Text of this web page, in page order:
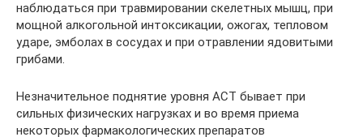
наблюдаться при травмировании скелетных мышц, при
мощной алкогольной интоксикации, ожогах, тепловом
ударе, эмболах в сосудах и при отравлении ядовитыми
грибами.
Незначительное поднятие уровня АСТ бывает при
сильных физических нагрузках и во время приема
некоторых фармакологических препаратов